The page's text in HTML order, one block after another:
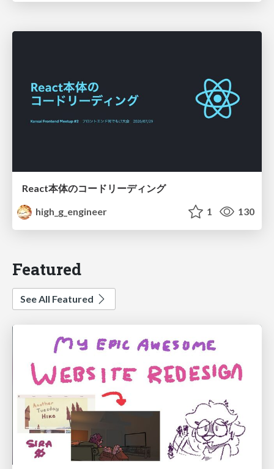
React本体のコードリーディング
high_g_engineer
1 130
Featured
See All Featured